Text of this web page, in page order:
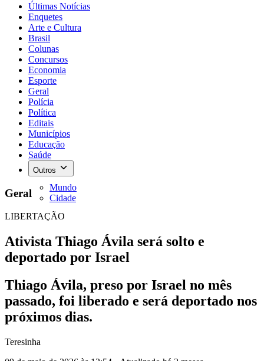
Últimas Notícias
Enquetes
Arte e Cultura
Brasil
Colunas
Concursos
Economia
Esporte
Geral
Polícia
Política
Editais
Municípios
Educação
Saúde
Outros
Mundo
Cidade
Geral
LIBERTAÇÃO
Ativista Thiago Ávila será solto e
deportado por Israel
Thiago Ávila, preso por Israel no mês
passado, foi liberado e será deportado nos
próximos dias.
Teresinha